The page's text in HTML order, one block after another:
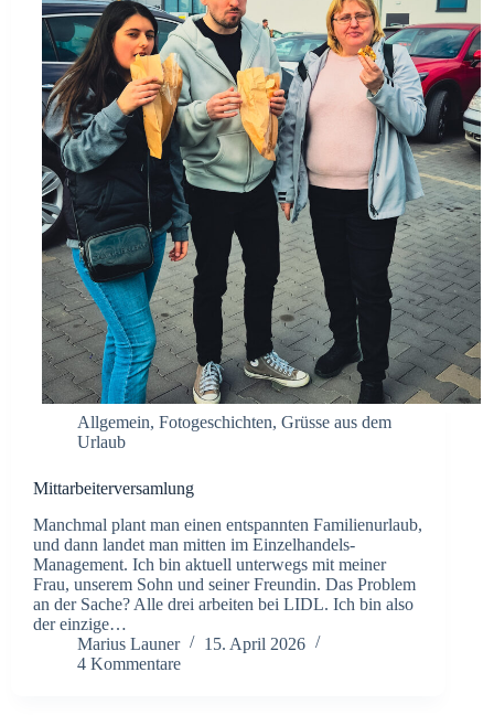
Allgemein, Fotogeschichten, Grüsse aus dem
Urlaub
Mittarbeiterversamlung
​Manchmal plant man einen entspannten Familienurlaub,
und dann landet man mitten im Einzelhandels-
Management. Ich bin aktuell unterwegs mit meiner
Frau, unserem Sohn und seiner Freundin. Das Problem
an der Sache? Alle drei arbeiten bei LIDL. ​Ich bin also
der einzige…
Marius Launer
15. April 2026
4 Kommentare